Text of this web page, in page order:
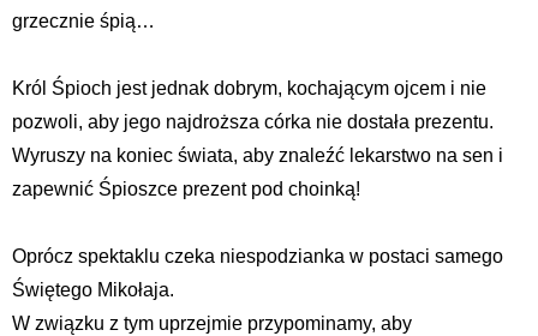
grzecznie śpią…
Król Śpioch jest jednak dobrym, kochającym ojcem i nie
pozwoli, aby jego najdroższa córka nie dostała prezentu.
Wyruszy na koniec świata, aby znaleźć lekarstwo na sen i
zapewnić Śpioszce prezent pod choinką!
Oprócz spektaklu czeka niespodzianka w postaci samego
Świętego Mikołaja.
W związku z tym uprzejmie przypominamy, aby